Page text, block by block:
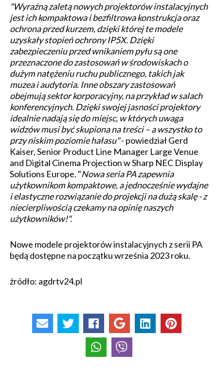
"Wyraźną zaletą nowych projektorów instalacyjnych
jest ich kompaktowa i bezfiltrowa konstrukcja oraz
ochrona przed kurzem, dzięki której te modele
uzyskały stopień ochrony IP5X. Dzięki
zabezpieczeniu przed wnikaniem pyłu są one
przeznaczone do zastosowań w środowiskach o
dużym natężeniu ruchu publicznego, takich jak
muzea i audytoria. Inne obszary zastosowań
obejmują sektor korporacyjny, na przykład w salach
konferencyjnych. Dzięki swojej jasności projektory
idealnie nadają się do miejsc, w których uwaga
widzów musi być skupiona na treści – a wszystko to
przy niskim poziomie hałasu"- powiedział Gerd
Kaiser, Senior Product Line Manager Large Venue
and Digital Cinema Projection w Sharp NEC Display
Solutions Europe. "Nowa seria PA zapewnia
użytkownikom kompaktowe, a jednocześnie wydajne
i elastyczne rozwiązanie do projekcji na dużą skalę - z
niecierpliwością czekamy na opinię naszych
użytkowników!".
Nowe modele projektorów instalacyjnych z serii PA
będą dostępne na początku września 2023 roku.
źródło: agdrtv24.pl